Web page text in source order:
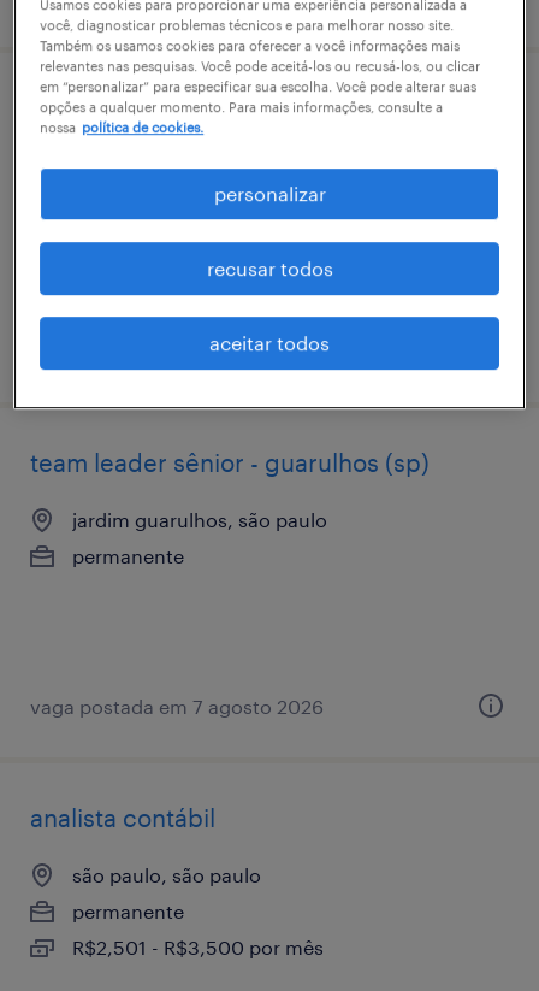
analista de manutenção | aracajú/se
aracaju, sergipe
vaga postada em 7 agosto 2026
team leader sênior - guarulhos (sp)
jardim guarulhos, são paulo
permanente
vaga postada em 7 agosto 2026
analista contábil
são paulo, são paulo
permanente
R$2,501 - R$3,500 por mês
Usamos cookies para proporcionar uma experiência personalizada a
você, diagnosticar problemas técnicos e para melhorar nosso site.
Também os usamos cookies para oferecer a você informações mais
relevantes nas pesquisas. Você pode aceitá-los ou recusá-los, ou clicar
em “personalizar” para especificar sua escolha. Você pode alterar suas
opções a qualquer momento. Para mais informações, consulte a
nossa política de cookies.
personalizar
recusar todos
aceitar todos